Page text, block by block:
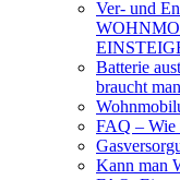
Ver- und
Batterie
braucht
FAQ – Wie
Kann man